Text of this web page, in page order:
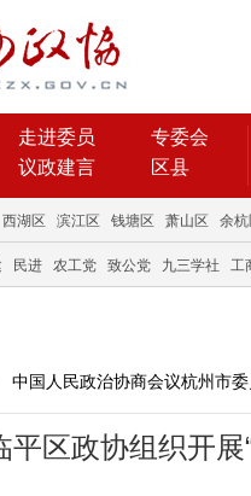
走进委员
专委会
议政建言 区县
西湖区 滨江区 钱塘区 萧山区 余杭
民进 农工党 致公党 九三学社 工
中国人民政治协商会议杭州市
平区政协组织开